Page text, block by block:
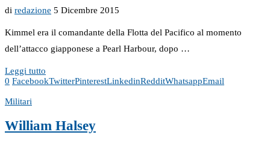
di redazione 5 Dicembre 2015
Kimmel era il comandante della Flotta del Pacifico al momento
dell’attacco giapponese a Pearl Harbour, dopo …
Leggi tutto
0 FacebookTwitterPinterestLinkedinRedditWhatsappEmail
Militari
William Halsey